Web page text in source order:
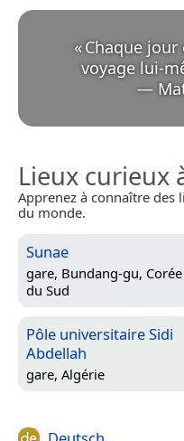
«Chaque jour
voyage lui-
—
Lieux curieux
Apprenez à connaître des
du monde.
Sunae
gare, Bundang-gu, Corée
du Sud
Pôle universitaire Sidi
Abdellah
gare, Algérie